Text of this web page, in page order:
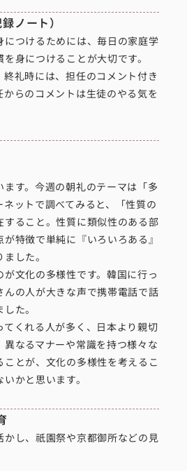
ノート）
につけるためには、毎日の家庭学
身につけることが大切です。
礼時には、担任のコメント付き
らのコメントは生徒のやる気を
す。今週の朝礼のテーマは「多
ットで調べてみると、「性質の
すること。性質に類似性のある部
特徴で単純に『いろいろある』
した。
文化の多様性です。韓国に行っ
んの人が大きな声で携帯電話で話
た。
くれる人が多く、日本より親切
なるマナーや常識を持つ様々な
とが、文化の多様性を考えるこ
かと思います。
かし、祇園祭や京都御所などの見